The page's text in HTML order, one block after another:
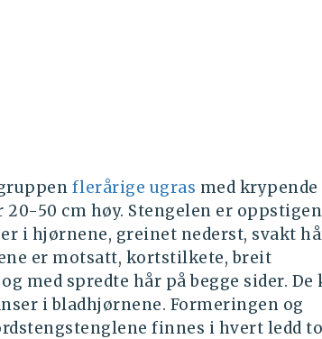
flerårige ugras med krypende
50 cm høy. Stengelen er
i hjørnene, greinet nederst, svakt
er motsatt, kortstilkete, breit
med spredte hår på begge sider. De
i bladhjørnene. Formeringen og
finnes i hvert ledd to